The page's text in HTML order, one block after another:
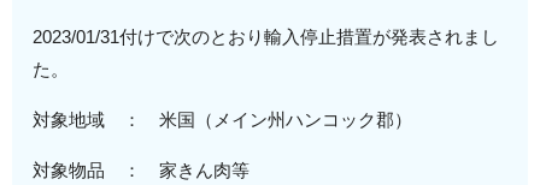
2023/01/31付けで次のとおり輸入停止措置が発表されまし
た。
対象地域 ： 米国（ メイン州ハンコック郡）
対象物品 ： 家きん肉等